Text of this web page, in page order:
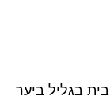
ביער